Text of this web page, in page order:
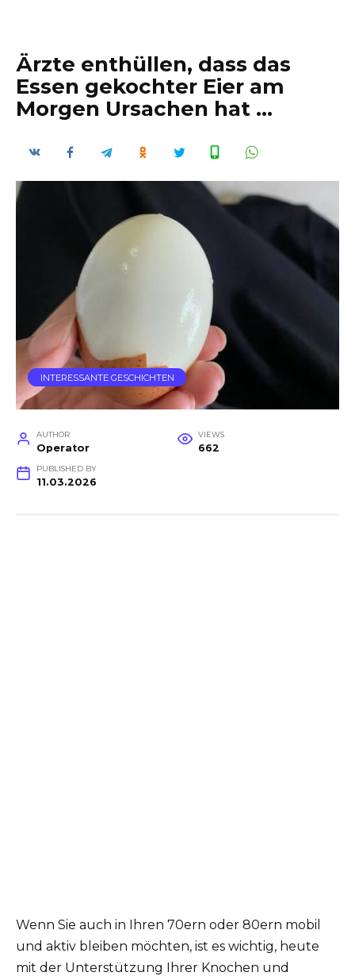
Ärzte enthüllen, dass das
Essen gekochter Eier am
Morgen Ursachen hat …
INTERESSANTE GESCHICHTEN
AUTHOR
Operator
VIEWS
662
PUBLISHED BY
11.03.2026
Wenn Sie auch in Ihren 70ern oder 80ern mobil
und aktiv bleiben möchten, ist es wichtig, heute
mit der Unterstützung Ihrer Knochen und